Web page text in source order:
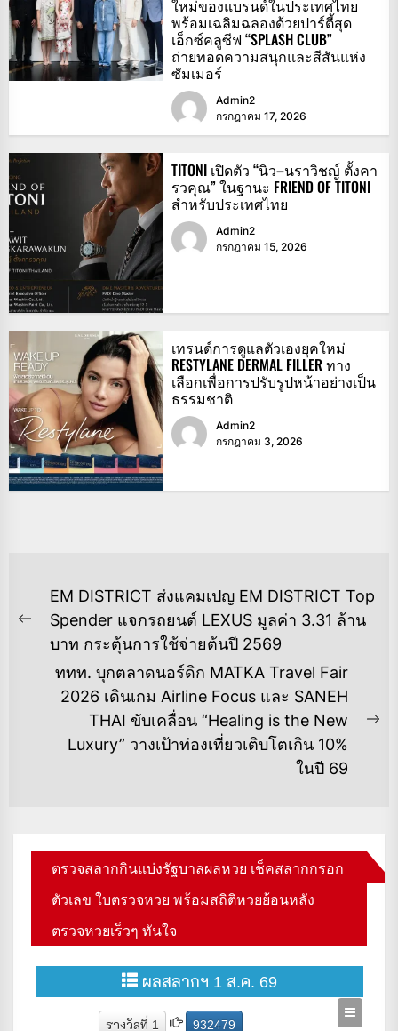
ใหม่ของแบรนด์ในประเทศไทย
พร้อมเฉลิมฉลองด้วยปาร์ตี้สุด
เอ็กซ์คลูซีฟ “SPLASH CLUB”
ถ่ายทอดความสนุกและสีสันแห่ง
ซัมเมอร์
Admin2
กรกฎาคม 17, 2026
TITONI เปิดตัว “นิว–นราวิชญ์ ตั้งคา
รวคุณ” ในฐานะ FRIEND OF TITONI
สำหรับประเทศไทย
Admin2
กรกฎาคม 15, 2026
เทรนด์การดูแลตัวเองยุคใหม่
RESTYLANE DERMAL FILLER ทาง
เลือกเพื่อการปรับรูปหน้าอย่างเป็น
ธรรมชาติ
Admin2
กรกฎาคม 3, 2026
แนะแนว
เรื่อง
Previous
post:
EM DISTRICT ส่งแคมเปญ EM DISTRICT Top
Spender แจกรถยนต์ LEXUS มูลค่า 3.31 ล้าน
บาท กระตุ้นการใช้จ่ายต้นปี 2569
ททท. บุกตลาดนอร์ดิก MATKA Travel Fair
2026 เดินเกม Airline Focus และ SANEH
THAI ขับเคลื่อน “Healing is the New
Luxury” วางเป้าท่องเที่ยวเติบโตเกิน 10%
ในปี 69
ตรวจสลากกินแบ่งรัฐบาลผลหวย เช็คสลากกรอก
ตัวเลข ใบตรวจหวย พร้อมสถิติหวยย้อนหลัง
ตรวจหวยเร็วๆ ทันใจ